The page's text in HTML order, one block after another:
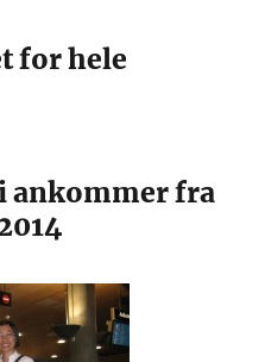
for hele
ankommer fra